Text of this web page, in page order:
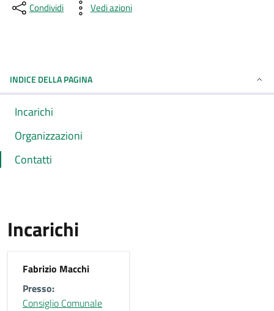
Condividi Vedi azioni
INDICE DELLA PAGINA
Incarichi
Organizzazioni
Contatti
Incarichi
Fabrizio Macchi
Presso:
Consiglio Comunale